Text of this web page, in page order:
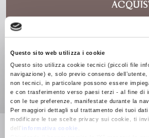
Questo sito web utilizza i cookie
Questo sito utilizza cookie tecnici (piccoli file
navigazione) e, solo previo consenso
non tecnici, in particolare possono essere
e con trasferimento verso paesi terzi - al fine di
con le tue preferenze, manifestate durante la
Per maggiori dettagli sul trattamento dei tuoi
modificare le tue scelte privacy sui cookie, ti
dell’
informativa cookie
Sono operazioni di routine,
mille volte al giorno nei maggiori
poi di apparecchiature e di
di Boston è all'avanguardia. E
numero 8 è tra le migliori nel suo
terribile sta accadendo. Dopo
non riprendono più conoscenza,
ricoverati al Memorial per